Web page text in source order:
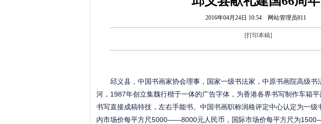
2016年04月24日 10:54 网站管理员811
[打印本稿]
邱义县，中国书画家协会理事，国家一级书法家，中原书画院高级书
河，1987年创立集魏行楷于一体的广告字体，为香港各界书写制作车箱
书写直接成稿特技，左右手能书。中国书画职称润格评定中心认定为一级
内市场价每平方尺5000——8000元人民币，国际市场价每平方尺为